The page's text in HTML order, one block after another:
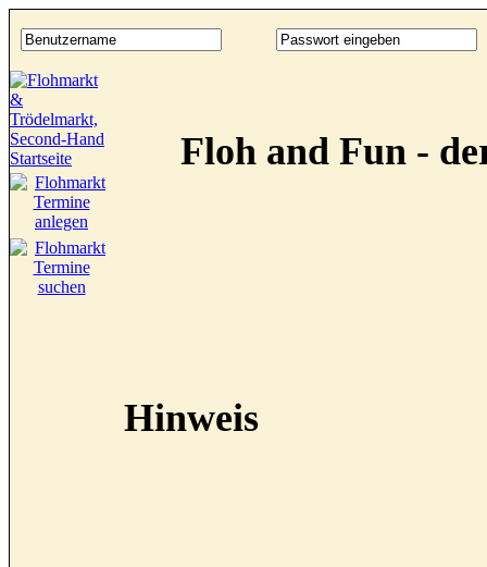
Floh and Fun -
Hinweis